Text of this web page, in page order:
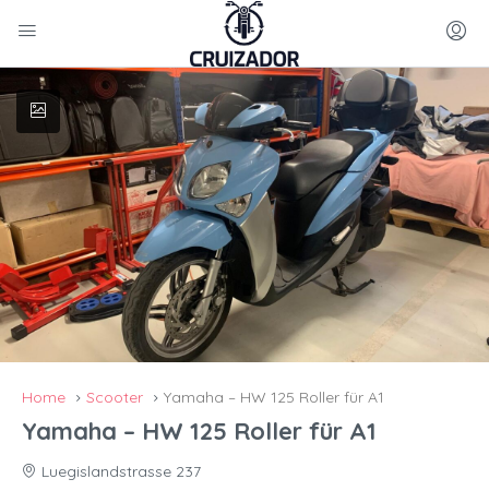
Home Scooter Yamaha – HW 125 Roller für A1
Yamaha – HW 125 Roller für A1
Luegislandstrasse 237